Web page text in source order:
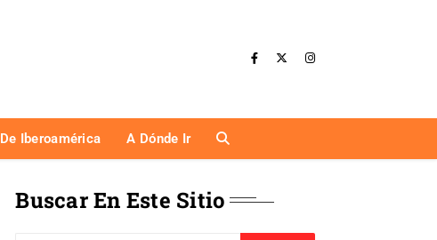
Iberoamérica A Dónde Ir
Buscar En Este Sitio